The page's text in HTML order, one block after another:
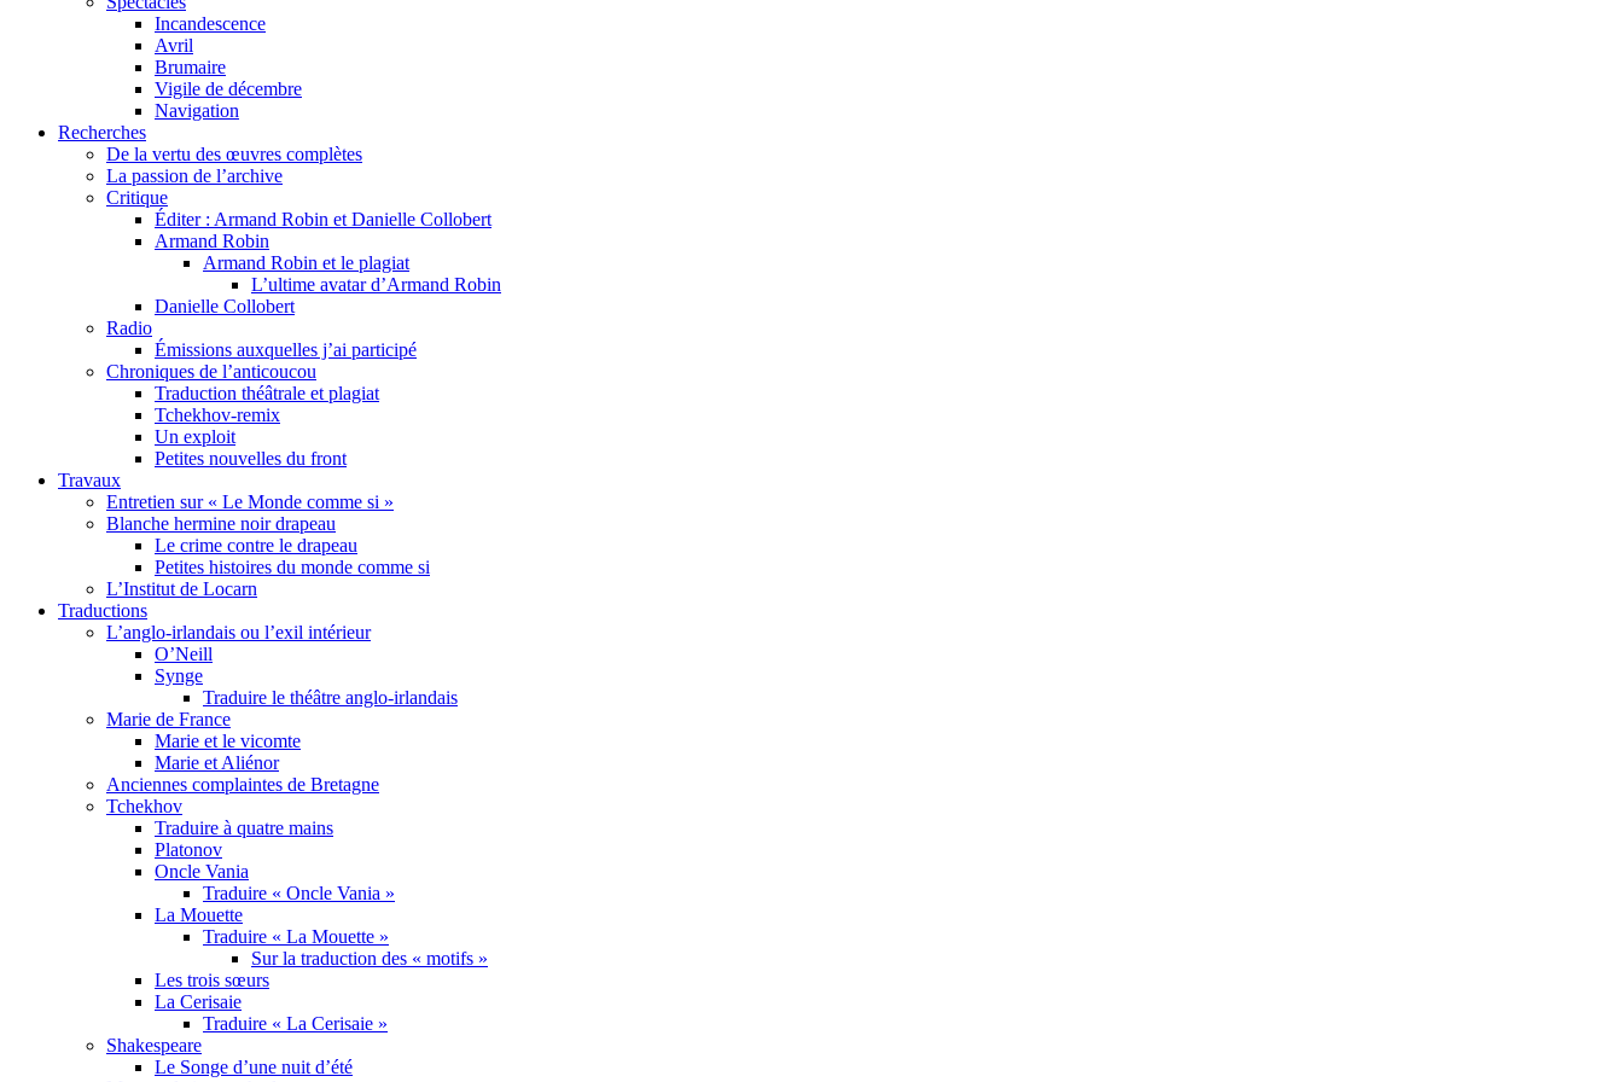
Incandescence
Avril
Brumaire
Vigile de décembre
Navigation
Recherches
De la vertu des œuvres complètes
La passion de l’archive
Critique
Éditer : Armand Robin et Danielle Collobert
Armand Robin
Armand Robin et le plagiat
L’ultime avatar d’Armand Robin
Danielle Collobert
Radio
Émissions auxquelles j’ai participé
Chroniques de l’anticoucou
Traduction théâtrale et plagiat
Tchekhov-remix
Un exploit
Petites nouvelles du front
Travaux
Entretien sur « Le Monde comme si »
Blanche hermine noir drapeau
Le crime contre le drapeau
Petites histoires du monde comme si
L’Institut de Locarn
Traductions
L’anglo-irlandais ou l’exil intérieur
O’Neill
Synge
Traduire le théâtre anglo-irlandais
Marie de France
Marie et le vicomte
Marie et Aliénor
Anciennes complaintes de Bretagne
Tchekhov
Traduire à quatre mains
Platonov
Oncle Vania
Traduire « Oncle Vania »
La Mouette
Traduire « La Mouette »
Sur la traduction des « motifs »
Les trois sœurs
La Cerisaie
Traduire « La Cerisaie »
Shakespeare
Le Songe d’une nuit d’été